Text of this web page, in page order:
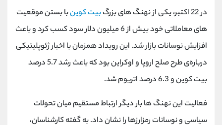
در 22 اکتبر، یکی از نهنگ های بزرگ بیت کوینبا بستن موقعیت
های معاملاتی خود بیش از 6 میلیون دلار سود کسب کرد و باعث
افزایش نوسانات بازار شد. این رویداد همزمان با اخبار ژئوپلیتیکی
درباره‌ی طرح صلح اروپا و اوکراین بود که باعث رشد 5.7 درصد
بیت کوین و 6.3 درصد اتریوم شد.
فعالیت این نهنگ ها بار دیگر ارتباط مستقیم میان تحولات
سیاسی و نوسانات رمزارزها را نشان داد. به گفته‌ کارشناسان،
تلفن 021-22021030
بدون پیش شماره 90001030
اینستاگرام @alireza.mehrabii
کانال تلگرام @alirezamehrabi_com